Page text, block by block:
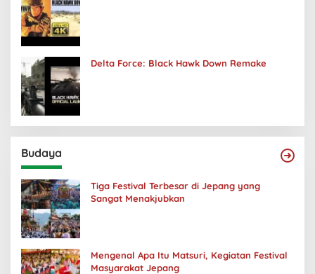
Delta Force: Black Hawk Down Remake
Budaya
Tiga Festival Terbesar di Jepang yang
Sangat Menakjubkan
Mengenal Apa Itu Matsuri, Kegiatan Festival
Masyarakat Jepang